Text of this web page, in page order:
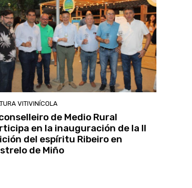
VITIVINÍCOLA
de Medio Rural
en la inauguración de la II
del espíritu Ribeiro en
de Miño